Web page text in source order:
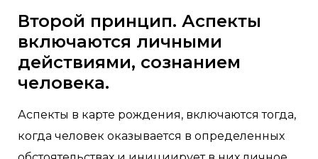
Второй принцип. Аспекты
включаются личными
действиями, сознанием
человека.
Аспекты в карте рождения, включаются тогда,
когда человек оказывается в определенных